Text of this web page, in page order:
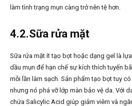
làm tình trạng mụn càng trở nên tệ hơn.
4.2.Sữa rửa mặt
Sữa rửa mặt ít tạo bọt hoặc dạng gel là
dầu mụn để hạn chế sự kích thích tuyến
mỗi lần làm sạch. Sản phẩm tạo bọt tuy
nhưng nó phá vỡ lớp màn bảo vệ da. Với
chứa Salicylic Acid giúp giảm viêm và